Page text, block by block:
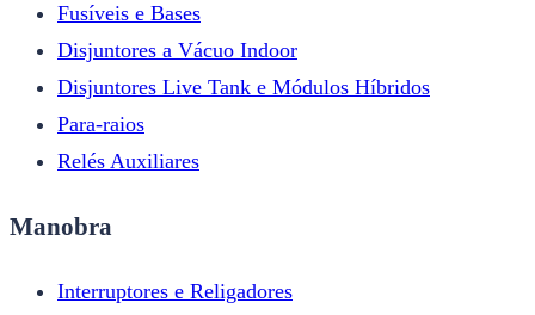
Fusíveis e Bases
Disjuntores a Vácuo Indoor
Disjuntores Live Tank e Módulos Híbridos
Para-raios
Relés Auxiliares
Manobra
Interruptores e Religadores